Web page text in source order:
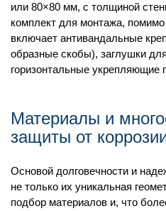
или 80×80 мм, с толщиной
комплект для монтажа,
включает антивандальные
образные скобы), заглушки
горизонтальные укрепляющие
Материалы и
защиты от
Основой долговечности и
не только их уникальная
подбор материалов и, что